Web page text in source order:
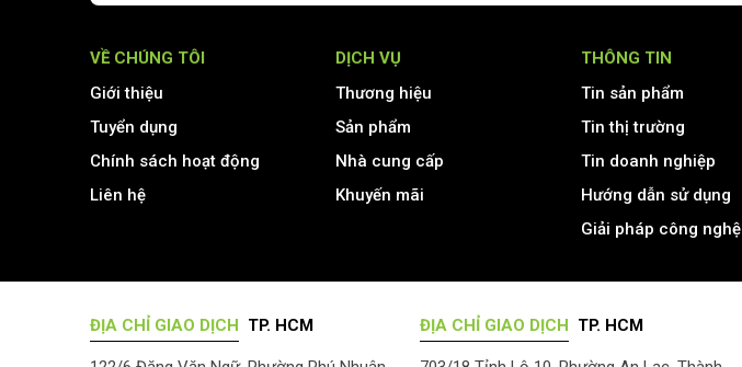
VỀ CHÚNG TÔI
Giới thiệu
Tuyển dụng
Chính sách hoạt động
Liên hệ
DỊCH VỤ
Thương hiệu
Sản phẩm
Nhà cung cấp
Khuyến mãi
THÔNG TIN
Tin sản phẩm
Tin thị trường
Tin doanh nghiệp
Hướng dẫn sử dụng
Giải pháp công nghệ
ĐỊA CHỈ GIAO DỊCH TP. HCM ĐỊA CHỈ GIAO DỊCH TP. HCM